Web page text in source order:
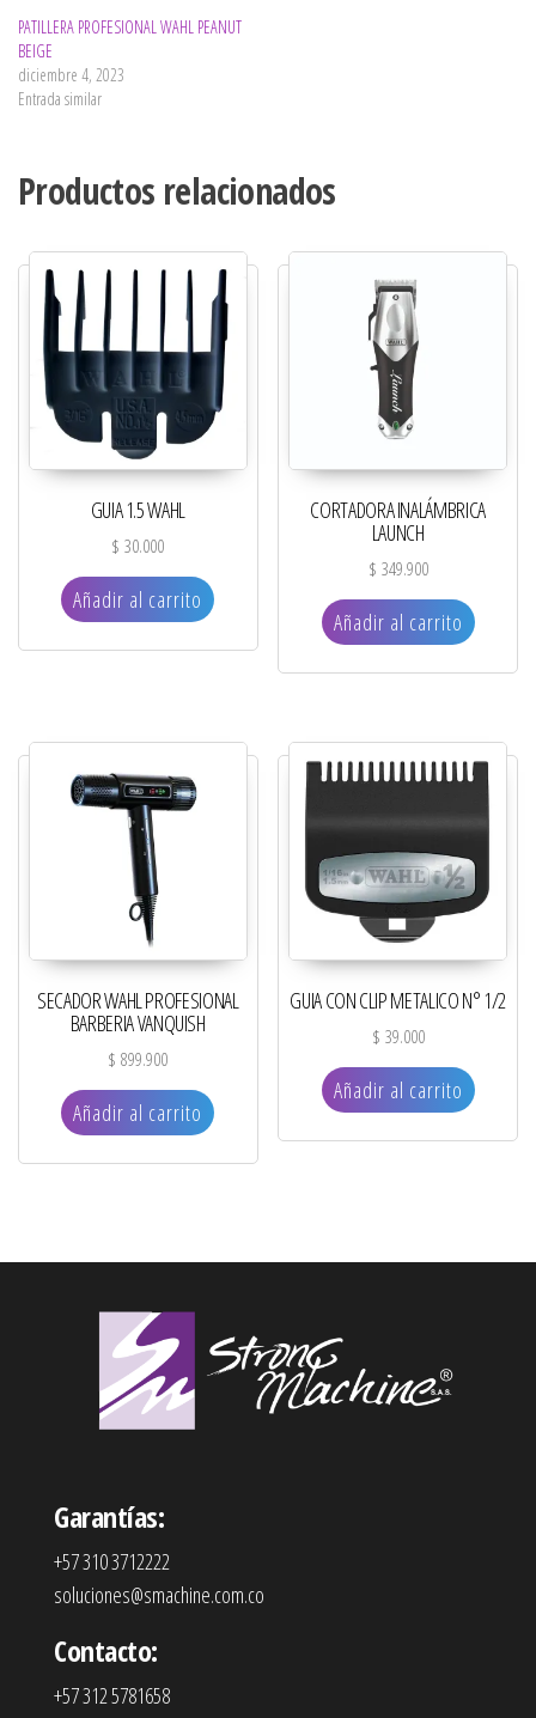
PATILLERA PROFESIONAL WAHL PEANUT
BEIGE
diciembre 4, 2023
Entrada similar
Productos relacionados
GUIA 1.5 WAHL
$ 30.000
Añadir al carrito
CORTADORA INALÁMBRICA
LAUNCH
$ 349.900
Añadir al carrito
SECADOR WAHL PROFESIONAL
BARBERIA VANQUISH
$ 899.900
Añadir al carrito
GUIA CON CLIP METALICO N° 1/2
$ 39.000
Añadir al carrito
Garantías:
+57 310 3712222
soluciones@smachine.com.co
Contacto:
+57 312 5781658